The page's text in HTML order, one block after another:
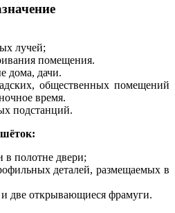
лучей;
помещения.
дома, дачи.
общественных помещений
время.
подстанций.
в полотне двери;
деталей, размещаемых в
две открывающиеся фрамуги.